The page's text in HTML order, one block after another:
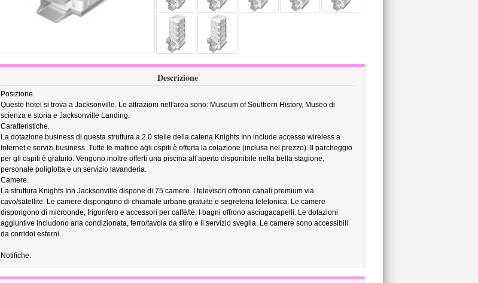
Descrizione
Posizione.
Questo hotel si trova a Jacksonville. Le attrazioni nell'area sono: Museum of Southern History, Museo di
scienza e storia e Jacksonville Landing.
Caratteristiche.
La dotazione business di questa struttura a 2.0 stelle della catena Knights Inn include accesso wireless a
Internet e servizi business. Tutte le mattine agli ospiti è offerta la colazione (inclusa nel prezzo). Il parcheggio
per gli ospiti è gratuito. Vengono inoltre offerti una piscina all’aperto disponibile nella bella stagione,
personale poliglotta e un servizio lavanderia.
Camere.
La struttura Knights Inn Jacksonville dispone di 75 camere. I televisori offrono canali premium via
cavo/satellite. Le camere dispongono di chiamate urbane gratuite e segreteria telefonica. Le camere
dispongono di microonde, frigorifero e accessori per caffè/tè. I bagni offrono asciugacapelli. Le dotazioni
aggiuntive includono aria condizionata, ferro/tavola da stiro e il servizio sveglia. Le camere sono accessibili
da corridoi esterni.
Notifiche: